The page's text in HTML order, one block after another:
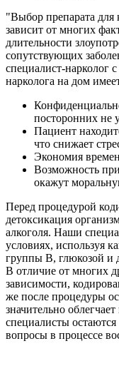
"Выбор препарата для
зависит от многих
длительности
сопутствующих
специалист-нарколог
нарколога на дом
посторонних не
Пациент
что снижает
Экономия
Возможность
окажут
Перед процедурой
детоксикация
алкоголя. Наши
условиях, используя
группы В, глюкозой и
В отличие от многих
зависимости,
же после процедуры
значительно
специалисты
вопросы в процессе